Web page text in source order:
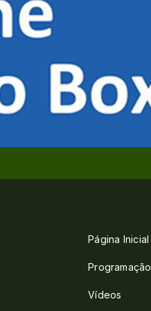
Página Inicial
Programação
Vídeos